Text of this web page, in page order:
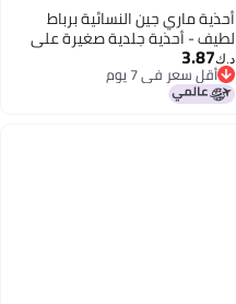
أحذية ماري جين النسائية برباط
لطيف - أحذية جلدية صغيرة على
الطريقة الكورية، أنيقة وناعمة
بأسلوب لوليتا وجي كيه، مثالية
للصيف وخفيفة الوزن
د.ك‏3.87
أقل سعر في 7 يوم
أقل سعر في 7 يوم